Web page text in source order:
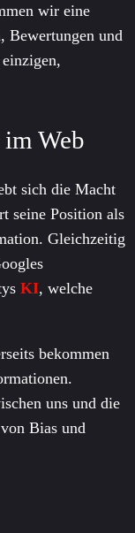
wir eine
Bewertungen und
Web
sich die Macht
seine Position als
Gleichzeitig
KI, welche
bekommen
uns und die
Bias und